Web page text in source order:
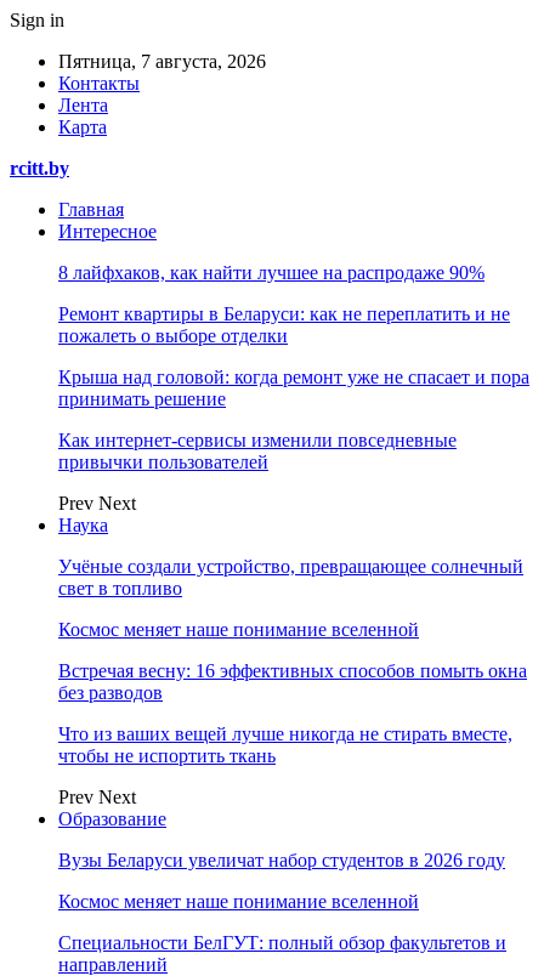
Sign in
Пятница, 7 августа, 2026
Контакты
Лента
Карта
rcitt.by
Главная
Интересное
8 лайфхаков, как найти лучшее на распродаже 90%
Ремонт квартиры в Беларуси: как не переплатить и не
пожалеть о выборе отделки
Крыша над головой: когда ремонт уже не спасает и пора
принимать решение
Как интернет-сервисы изменили повседневные
привычки пользователей
Prev Next
Наука
Учёные создали устройство, превращающее солнечный
свет в топливо
Космос меняет наше понимание вселенной
Встречая весну: 16 эффективных способов помыть окна
без разводов
Что из ваших вещей лучше никогда не стирать вместе,
чтобы не испортить ткань
Prev Next
Образование
Вузы Беларуси увеличат набор студентов в 2026 году
Космос меняет наше понимание вселенной
Специальности БелГУТ: полный обзор факультетов и
направлений